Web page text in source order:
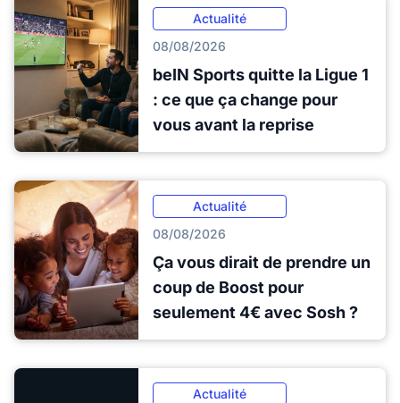
Actualité
08/08/2026
beIN Sports quitte la Ligue 1
: ce que ça change pour
vous avant la reprise
Actualité
08/08/2026
Ça vous dirait de prendre un
coup de Boost pour
seulement 4€ avec Sosh ?
Actualité